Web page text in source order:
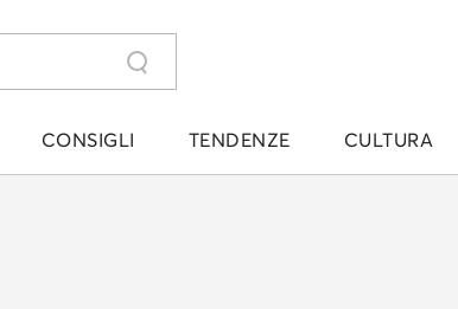
CONSIGLI TENDENZE CULTURA